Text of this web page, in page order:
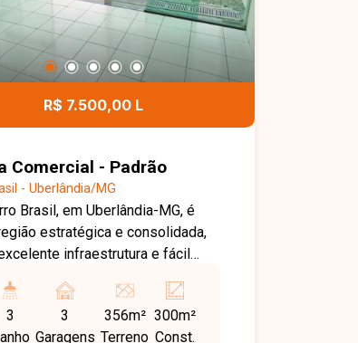
R$ 7.500,00 L
Comercial - Padrão
- Uberlândia/MG
Brasil, em Uberlândia-MG, é
estratégica e consolidada,
infraestrutura e fácil
Próximo ao Centro, conta com
oferta de comércios, bancos,
3
3
Garagens
356m²
Terreno
300m²
Const.